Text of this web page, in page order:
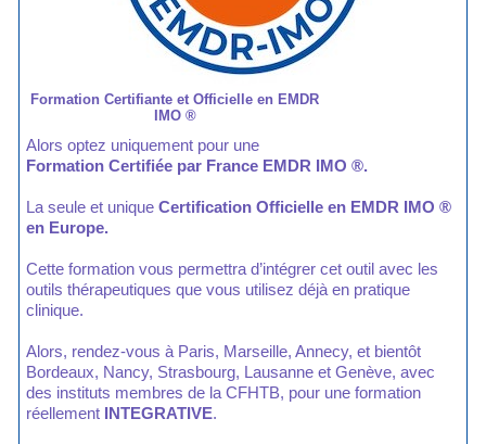
Formation Certifiante et Officielle en EMDR
IMO ®
Alors optez uniquement pour une
Formation Certifiée par France EMDR IMO ®.
La seule et unique Certification Officielle en EMDR IMO ®
en Europe.
Cette formation vous permettra d’intégrer cet outil avec les
outils thérapeutiques que vous utilisez déjà en pratique
clinique.
Alors, rendez-vous à Paris, Marseille, Annecy, et bientôt
Bordeaux, Nancy, Strasbourg, Lausanne et Genève, avec
des instituts membres de la CFHTB, pour une formation
réellement INTEGRATIVE.